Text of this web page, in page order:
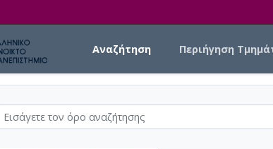
Αναζήτηση Περιήγηση